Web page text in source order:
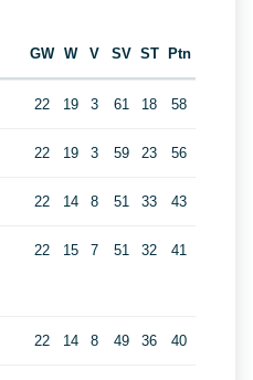
GW W V SV ST Ptn
22 19 3 61 18 58
22 19 3 59 23 56
22 14 8 51 33 43
22 15 7 51 32 41
22 14 8 49 36 40